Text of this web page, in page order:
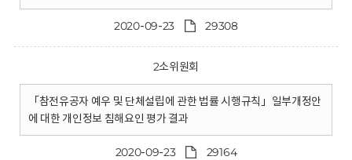
2020-09-23 29308
2소위원회
「참전유공자 예우 및 단체설립에 관한 법률 시행규칙」일부개정안
에 대한 개인정보 침해요인 평가 결과
2020-09-23 29164